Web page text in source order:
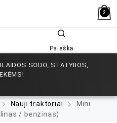
3
Paieška
SODO, STATYBOS,
Nauji traktoriai
Mini
/ benzinas)